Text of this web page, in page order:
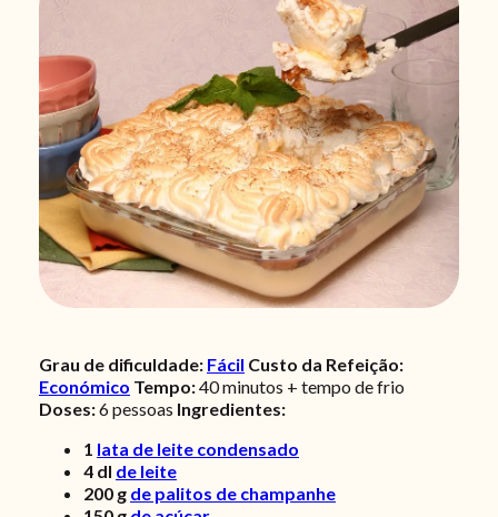
Grau de dificuldade: Fácil Custo da Refeição:
Económico Tempo:40 minutos + tempo de frio
Doses:6pessoas Ingredientes:
1 lata de leite condensado
4 dl de leite
200 g de palitos de champanhe